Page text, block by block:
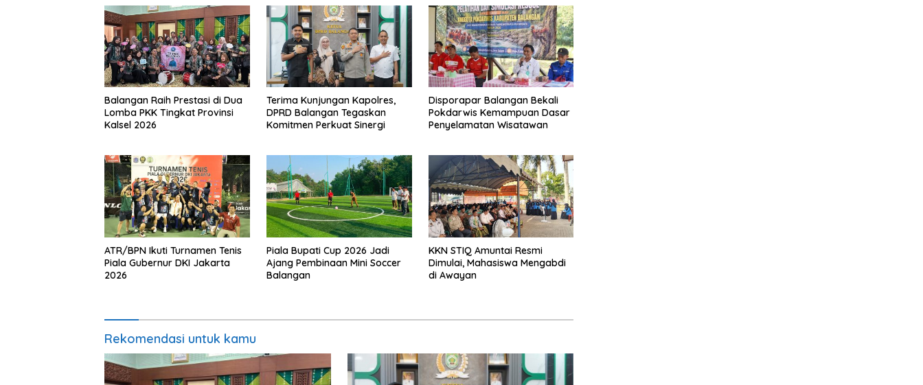
Balangan Raih Prestasi di Dua
Lomba PKK Tingkat Provinsi
Kalsel 2026
Terima Kunjungan Kapolres,
DPRD Balangan Tegaskan
Komitmen Perkuat Sinergi
Disporapar Balangan Bekali
Pokdarwis Kemampuan Dasar
Penyelamatan Wisatawan
ATR/BPN Ikuti Turnamen Tenis
Piala Gubernur DKI Jakarta
2026
Piala Bupati Cup 2026 Jadi
Ajang Pembinaan Mini Soccer
Balangan
KKN STIQ Amuntai Resmi
Dimulai, Mahasiswa Mengabdi
di Awayan
Rekomendasi untuk kamu